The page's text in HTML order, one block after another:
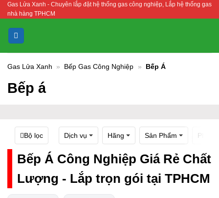
Bỏ
qua
nội
dung
Gas Lửa Xanh - Chuyên lắp đặt hệ thống gas công nghiệp, Lắp hệ thống gas
nhà hàng TPHCM
Gas Lửa Xanh » Bếp Gas Công Nghiệp » Bếp Á
Bếp á
Bộ lọc Dịch vụ Hãng Sản Phẩm Phụ
Bếp Á Công Nghiệp Giá Rẻ Chất
Lượng - Lắp trọn gói tại TPHCM